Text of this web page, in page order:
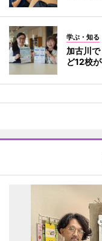
学ぶ・知る
加古川
ど12校